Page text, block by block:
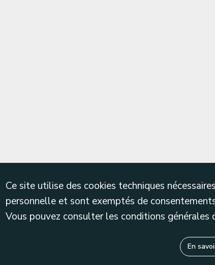
Ce site utilise des cookies techniques
personnelle et sont exemptés de
Vous pouvez consulter les conditions générales
En